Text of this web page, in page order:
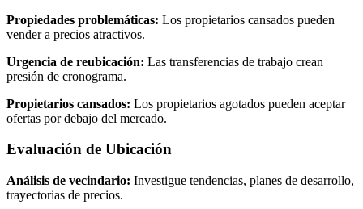
Propiedades problemáticas: Los propietarios cansados pueden
vender a precios atractivos.
Urgencia de reubicación: Las transferencias de trabajo crean
presión de cronograma.
Propietarios cansados: Los propietarios agotados pueden aceptar
ofertas por debajo del mercado.
Evaluación de Ubicación
Análisis de vecindario: Investigue tendencias, planes de desarrollo,
trayectorias de precios.